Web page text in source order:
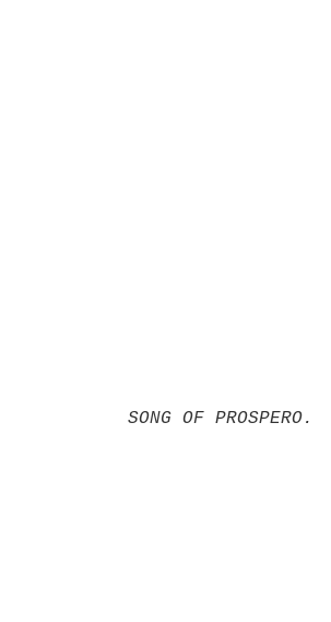
SONG OF PROSPERO.